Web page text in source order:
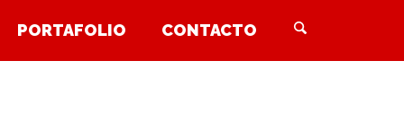
PORTAFOLIO CONTACTO